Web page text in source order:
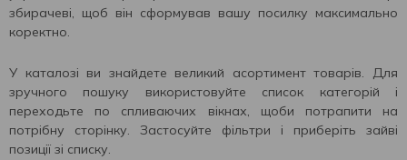
збирачеві, щоб він сформував вашу посилку максимально
коректно.
У каталозі ви знайдете великий асортимент товарів. Для
зручного пошуку використовуйте список категорій і
переходьте по спливаючих вікнах, щоби потрапити на
потрібну сторінку. Застосуйте фільтри і приберіть зайві
позиції зі списку.